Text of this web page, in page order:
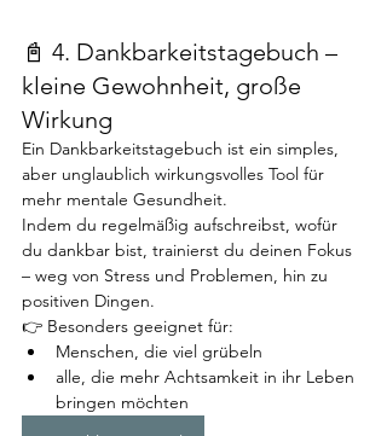
📓 4. Dankbarkeitstagebuch –
kleine Gewohnheit, große
Wirkung
Ein Dankbarkeitstagebuch ist ein simples,
aber unglaublich wirkungsvolles Tool für
mehr mentale Gesundheit.
Indem du regelmäßig aufschreibst, wofür
du dankbar bist, trainierst du deinen Fokus
– weg von Stress und Problemen, hin zu
positiven Dingen.
👉 Besonders geeignet für:
Menschen, die viel grübeln
alle, die mehr Achtsamkeit in ihr Leben
bringen möchten